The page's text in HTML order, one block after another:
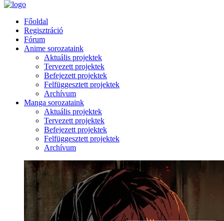
Főoldal
Regisztráció
Fórum
Anime sorozataink
Aktuális projektek
Tervezett projektek
Befejezett projektek
Felfüggesztett projektek
Archívum
Manga sorozataink
Aktuális projektek
Tervezett projektek
Befejezett projektek
Felfüggesztett projektek
Archívum